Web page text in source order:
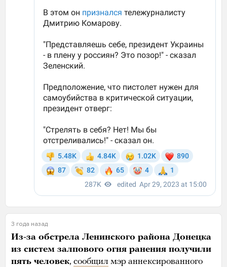
3 года назад
Из-за обстрела Ленинского района Донецка
из систем залпового огня ранения получили
пять человек, сообщил мэр аннексированного